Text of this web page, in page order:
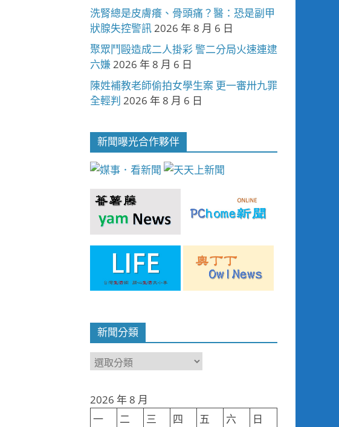
洗腎總是皮膚癢、骨頭痛？醫：恐是副甲
狀腺失控警訊2026 年 8 月 6 日
聚眾鬥毆造成二人掛彩 警二分局火速連逮
六嫌2026 年 8 月 6 日
陳姓補教老師偷拍女學生案 更一審卅九罪
全輕判 2026 年 8 月 6 日
新聞曝光合作夥伴
新聞分類
新
類
2026 年 8 月
一
二 三 四 五 六 日